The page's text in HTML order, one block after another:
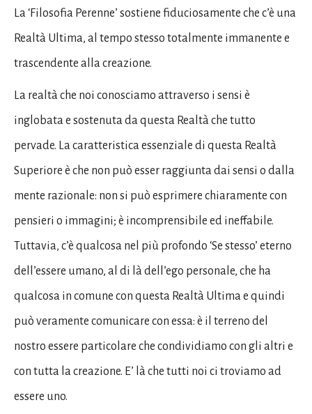
La ‘Filosofia Perenne’ sostiene fiduciosamente che c’è una
Realtà Ultima, al tempo stesso totalmente immanente e
trascendente alla creazione.
La realtà che noi conosciamo attraverso i sensi è
inglobata e sostenuta da questa Realtà che tutto
pervade. La caratteristica essenziale di questa Realtà
Superiore è che non può esser raggiunta dai sensi o dalla
mente razionale: non si può esprimere chiaramente con
pensieri o immagini; è incomprensibile ed ineffabile.
Tuttavia, c’è qualcosa nel più profondo ‘Se stesso’ eterno
dell’essere umano, al di là dell’ego personale, che ha
qualcosa in comune con questa Realtà Ultima e quindi
può veramente comunicare con essa: è il terreno del
nostro essere particolare che condividiamo con gli altri e
con tutta la creazione. E’ là che tutti noi ci troviamo ad
essere uno.